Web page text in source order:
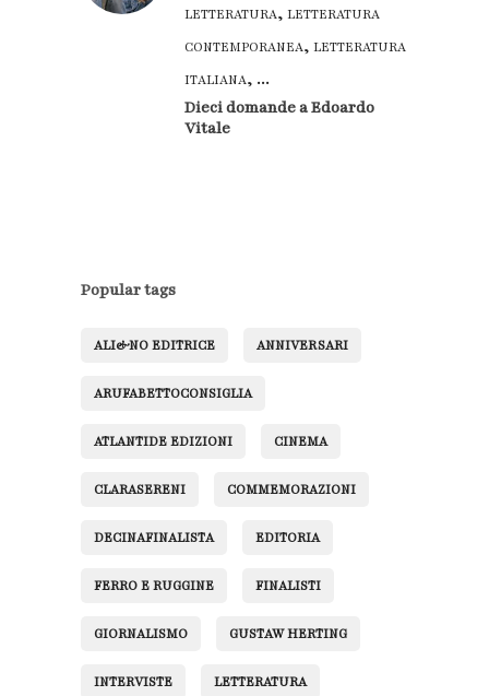
LETTERATURA, LETTERATURA
CONTEMPORANEA, LETTERATURA
ITALIANA, ...
Dieci domande a Edoardo
Vitale
Popular tags
ALI&NO EDITRICE ANNIVERSARI
ARUFABETTOCONSIGLIA
ATLANTIDE EDIZIONI CINEMA
CLARASERENI COMMEMORAZIONI
DECINAFINALISTA EDITORIA
FERRO E RUGGINE FINALISTI
GIORNALISMO GUSTAW HERTING
INTERVISTE LETTERATURA